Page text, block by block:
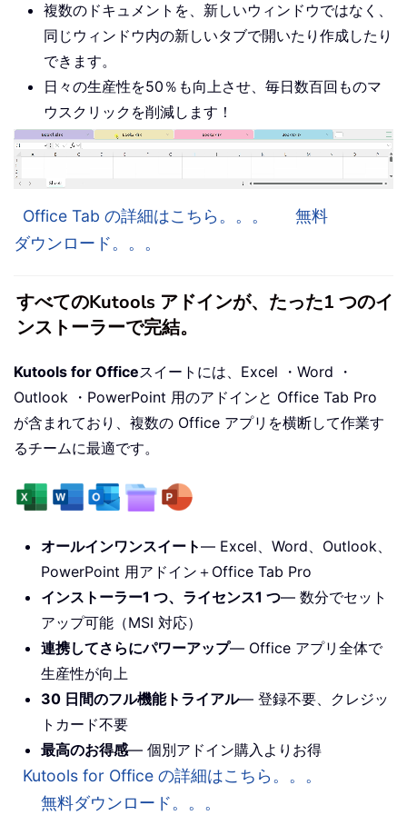
複数のドキュメントを、新しいウィンドウではなく、
同じウィンドウ内の新しいタブで開いたり作成したり
できます。
日々の生産性を50％も向上させ、毎日数百回ものマ
ウスクリックを削減します！
Office Tab の詳細はこちら。。。
無料
ダウンロード。。。
すべてのKutools アドインが、たった1 つのイ
ンストーラーで完結。
Kutools for Officeスイートには、Excel ・Word ・
Outlook ・PowerPoint 用のアドインと Office Tab Pro
が含まれており、複数の Office アプリを横断して作業す
るチームに最適です。
オールインワンスイート— Excel、Word、Outlook、
PowerPoint 用アドイン＋Office Tab Pro
インストーラー1 つ、ライセンス1 つ— 数分でセット
アップ可能（MSI 対応）
連携してさらにパワーアップ— Office アプリ全体で
生産性が向上
30 日間のフル機能トライアル— 登録不要、クレジッ
トカード不要
最高のお得感— 個別アドイン購入よりお得
Kutools for Office の詳細はこちら。。。
無料ダウンロード。。。